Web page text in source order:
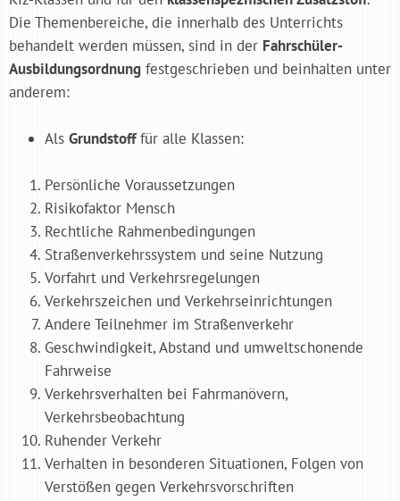
Die Themenbereiche, die innerhalb des Unterrichts
behandelt werden müssen, sind in der Fahrschüler-
Ausbildungsordnung festgeschrieben und beinhalten unter
anderem:
Als Grundstofffür alle Klassen:
Persönliche Voraussetzungen
Risikofaktor Mensch
Rechtliche Rahmenbedingungen
Straßenverkehrssystem und seine Nutzung
Vorfahrt und Verkehrsregelungen
Verkehrszeichen und Verkehrseinrichtungen
Andere Teilnehmer im Straßenverkehr
Geschwindigkeit, Abstand und umweltschonende
Fahrweise
Verkehrsverhalten bei Fahrmanövern,
Verkehrsbeobachtung
Ruhender Verkehr
Verhalten in besonderen Situationen, Folgen von
Verstößen gegen Verkehrsvorschriften